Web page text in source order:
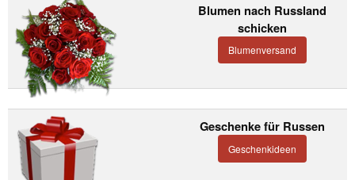
Blumen nach Russland
schicken
Blumenversand
Geschenke für Russen
Geschenkideen